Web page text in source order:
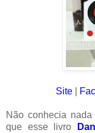
Site
Não conhecia
que esse livro